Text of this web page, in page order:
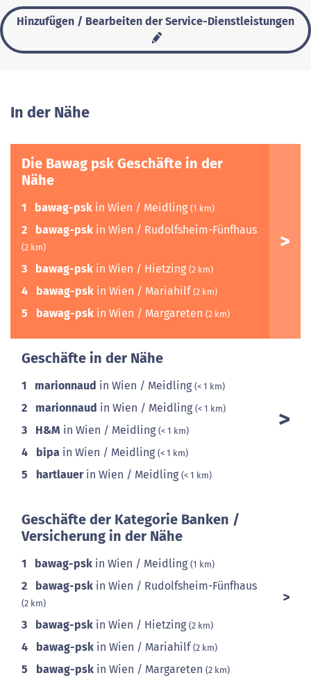
Hinzufügen / Bearbeiten der Service-Dienstleistungen
In der Nähe
Die Bawag psk Geschäfte in der
Nähe
1 bawag-psk in Wien / Meidling (1 km)
2 bawag-psk in Wien / Rudolfsheim-Fünfhaus
(2 km)
3 bawag-psk in Wien / Hietzing (2 km)
4 bawag-psk in Wien / Mariahilf (2 km)
5 bawag-psk in Wien / Margareten (2 km)
Geschäfte in der Nähe
1 marionnaud in Wien / Meidling (< 1 km)
2 marionnaud in Wien / Meidling (< 1 km)
3 H&M in Wien / Meidling (< 1 km)
4 bipa in Wien / Meidling (< 1 km)
5 hartlauerin Wien / Meidling (< 1 km)
Geschäfte der Kategorie Banken /
Versicherung in der Nähe
1 bawag-psk in Wien / Meidling (1 km)
2 bawag-psk in Wien / Rudolfsheim-Fünfhaus
(2 km)
3 bawag-psk in Wien / Hietzing (2 km)
4 bawag-psk in Wien / Mariahilf(2 km)
5 bawag-psk in Wien / Margareten (2 km)